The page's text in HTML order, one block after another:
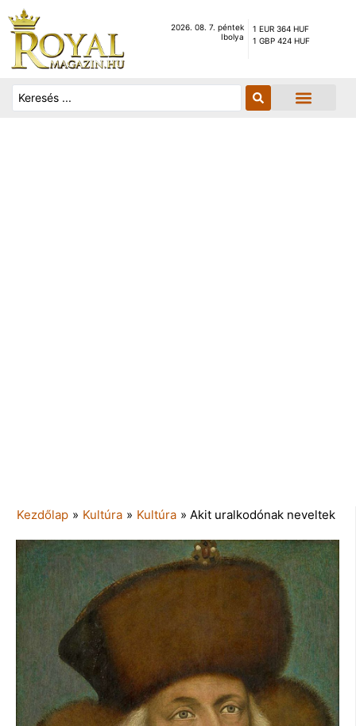
2026. 08. 7. péntek
Ibolya
1 EUR 364 HUF
1 GBP 424 HUF
Kezdőlap » Kultúra » Kultúra » Akit uralkodónak neveltek